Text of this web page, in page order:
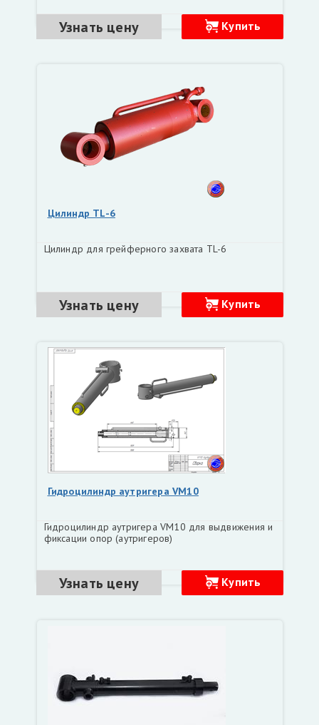
Узнать цену Купить
Цилиндр TL-6
Цилиндр для грейферного захвата TL-6
Узнать цену Купить
Гидроцилиндр аутригера VM10
Гидроцилиндр аутригера VM10 для выдвижения и
фиксации опор (аутригеров)
Узнать цену Купить